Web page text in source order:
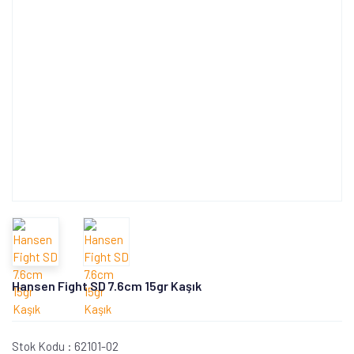
Hansen Fight SD 7.6cm 15gr Kaşık
Stok Kodu : 62101-02